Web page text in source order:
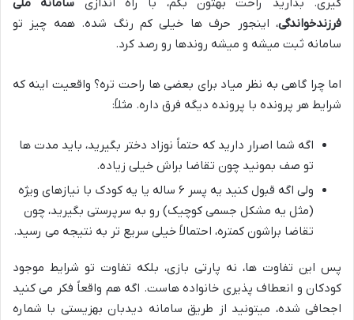
گیری. بذارید راحت بهتون بگم، با راه اندازی سامانه ملی
فرزندخواندگی، اینجور حرف ها خیلی کم رنگ شده. همه چیز تو
سامانه ثبت میشه و میشه روندها رو رصد کرد.
اما چرا گاهی به نظر میاد برای بعضی ها راحت تره؟ واقعیت اینه که
شرایط هر پرونده با پرونده دیگه فرق داره. مثلاً:
اگه شما اصرار دارید که حتماً نوزاد دختر بگیرید، باید مدت ها
تو صف بمونید چون تقاضا براش خیلی زیاده.
ولی اگه قبول کنید یه پسر ۶ ساله یا یه کودک با نیازهای ویژه
(مثل یه مشکل جسمی کوچیک) رو به سرپرستی بگیرید، چون
تقاضا براشون کمتره، احتمالاً خیلی سریع تر به نتیجه می رسید.
پس این تفاوت ها، نه پارتی بازی، بلکه تفاوت تو شرایط موجود
کودکان و انعطاف پذیری خانواده هاست. اگه هم واقعاً فکر می کنید
اجحافی شده، میتونید از طریق سامانه دیدبان بهزیستی با شماره